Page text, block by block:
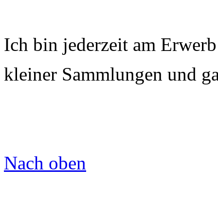
Ich bin jederzeit am
kleiner Sammlungen und
Nach oben